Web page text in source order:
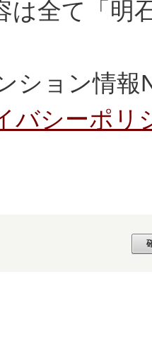
は全て「明
ション情
バシーポリ